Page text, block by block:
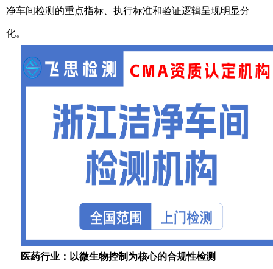
净车间检测的重点指标、执行标准和验证逻辑呈现明显分
化。
医药行业：以微生物控制为核心的合规性检测